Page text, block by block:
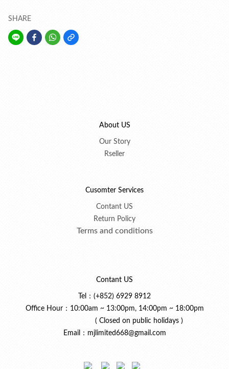
SHARE
About US
Our Story
Rseller
Cusomter Services
Contant US
Return Policy
Terms and conditions
Contant US
Tel：(+852) 6929 8912
Office Hour：10:00am ~ 13:00pm, 14:00pm ~ 18:00pm
( Closed on public holidays )
Email：mjlimited668@gmail.com